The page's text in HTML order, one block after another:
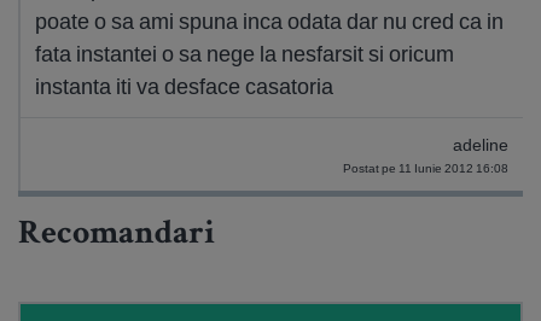
poate o sa ami spuna inca odata dar nu cred ca in
fata instantei o sa nege la nesfarsit si oricum
instanta iti va desface casatoria
adeline
Postat pe 11 Iunie 2012 16:08
Recomandari